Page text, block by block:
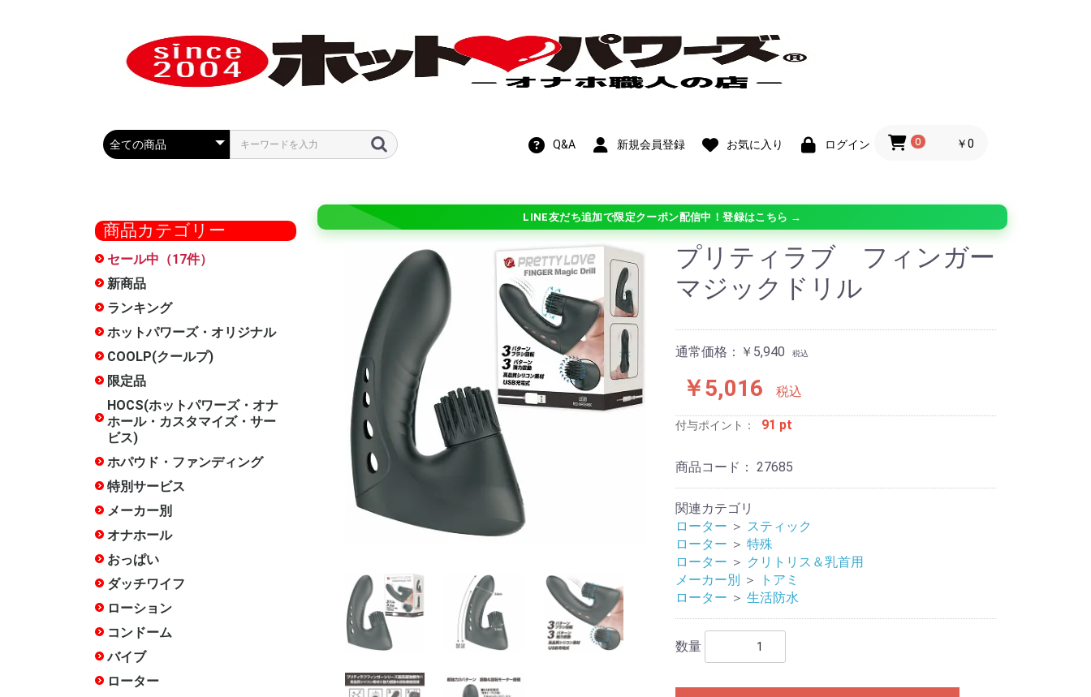
Q&A 新規会員登録 お気に入り ログイン 0 ￥0
商品カテゴリー
セール中（17件）
COOLP新作！期間限定
最大50%OFF!在庫処分セ
新商品
ランキング
ホットパワーズ・オリジナル
オナホール
HOCS(ホットパワーズ・
オナホール・カスタマイ
ズ・サービス)
ローション
メンテナンス
お得セット
特別サービス
METEO(メテオ) ギチ硬(+3)
バリ硬(+2)
バリ柔(-2)
ふわ柔(-3)
フェラ魔チオ シリーズ
触手裏剣 シリーズ
オナホ文学
COOLP(クールプ)
限定品
水曜限定品
月末限定品
常設限定品
HOCS(ホットパワーズ・オナ
ホール・カスタマイズ・サー
ビス)
ホパウド・ファンディング
終了したプロジェクト
特別サービス
20周年記念
17周年記念
15周年記念
14周年記念
12周年記念
10周年記念
終了したサービス
メーカー別
ホットパワーズ
COOLP(クールプ)
あいさぽーと
アイザムジャパン
アイザムファクトリー
いけぶくろTOYS
エースゼロワン
エンジョイトイズ
岡田快適生活研究所
オカモト株式会社
キテルキテル
相模ゴム工業
ジャパンメディカル社
スカットスッキリ
ソフトオンデマンド
タマトイズ
チクワーク
トイズ・サカイ
トイズハート
中島化学産業株式会社
日暮里ギフト
ハトプラ(旧:エグゼ)
ハトプラ(旧:G
ハトプラ(旧:PPP)
ハナミスイ
ファンタスティックベイ
ビー/FANTASTICBABY
不二ラテックス社
フレッシュライト
フレンド技研
フロンティアジャパン
マジックアイズ
マックスビジョン
リグレジャパン
ワールド工芸
ワイルドワン
ANEROS アネロス
CBTGOODS
EROX Starfire
EXECUTE(エクゼキュー
Fillworks
JAPANTOYZ
KISS-ME-LOVE(ラブク
ラウド・ウインズ)
KTファクトリー
Libido Lab
LOVE FACTOR(ラブファ
M-ZAKKA
maccos japan
MEN'S MAX (メンズマッ
Mode-design(モードデ
NOTOWA(ノトワ)
OXBALLS
PEACH TOYS
PF-BRAND
RIDE JAPAN
SSI JAPAN
Tokyo Libido
TOYKULjapan
toy'screate
YELOLAB (イエロラボ)
オナホール
小型オナホール
ハンドホール
カップ
電動 亀頭専用マッサージャー
ピストン
バーチャルリアリティ
フェラオナホール
アナル
大型(5kg未満)
超大型(5kg以上)
ダッチワイフ対応
オナホ固定具
おっぱい
床オナ
コラボ企画
メンテナンス・アクセサ
特殊
構造・素材・形状等の特
非貫通
貫通
やや柔らかい
柔らかい
普通
やや固い
固い
発泡素材
透明素材
有機体加工
ギャップ二層構造
二層構造
三層構造
多層構造
特殊造形
処女膜ギミック
子宮ギミック
イボヒダ混合
イボ
ヒダ
膜ヒダ
2穴ホール
スパイラル
触手/ヒモ
ロリ
すじまん
アニメパロディ
無次元構造
リアル
AV女優
トルソー
特殊構造
すじまん
ぷにばーじん
ぷにあな
セブンティーン
ヴァージンループ
名器
半熟サキュバス
ポンコツ
真実の口
A10ピストンSA
A10サイクロンSA
床オナ式
スタッフ評価★★★(普
スタッフ評価★★(低め)
スタッフ評価★(最低)
おっぱい
ダッチワイフ
インサートエアピロー
インサートエアピロー
インサートボディピロー
インサート二股エアピロ
インサート二股クッショ
ンピロー
インサートハグピロー
箱化インサートエアピロ
リアルラブドール
エンジェリックドール
クッション ふぇありーどーる
アクセサリ その他
空気少女
LOVE BODY
ローション
ホッパオリジナル
オナホ専用
手コキ用
アナル用
肌に優しい
色・味・香りつき
セックスにおすすめ
洗い不要
アストログライド
大容量(1L以上)
女優ローション
お風呂用
コンドーム
フィット
簡単装着
ローションたっぷり
つぶつぶ
指サック
バイブ
めサイズ)
までの標準サイズ)
きめサイズ)
ローター
たまご型
スティック
遠隔操作
リモコン
電マ アタッチメント
生活防水
クリトリス＆乳首用
LINE友だち追加で限定クーポン配信中！登録はこちら →
プリティラブ フィンガー
マジックドリル
通常価格：￥5,940 税込
￥5,016 税込
付与ポイント： 91 pt
商品コード： 27685
関連カテゴリ
ローター ＞ スティック
ローター ＞ 特殊
ローター ＞ クリトリス＆乳首用
メーカー別 ＞
トアミ
ローター ＞ 生活防水
数量